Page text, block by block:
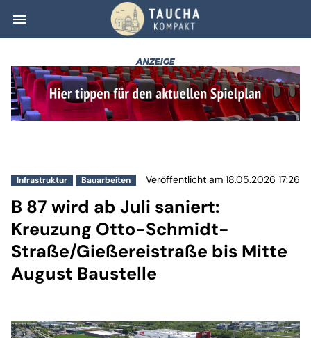
menu B 87 wird ab
Infrastruktur Bauarbeiten Veröffentlicht am 18.05.2026 17:26
B 87 wird ab Juli saniert:
Kreuzung Otto-Schmidt-
Straße/Gießereistraße bis Mitte
August Baustelle